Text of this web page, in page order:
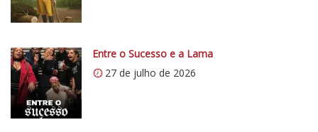
/
0
.
w
p
.
Entre o Sucesso e a Lama
27 de julho de 2026